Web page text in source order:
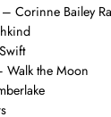
Corinne Bailey
Walk the Moon